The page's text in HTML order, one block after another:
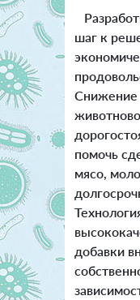
шаг к
Снижение
помочь
мясо,
добавки